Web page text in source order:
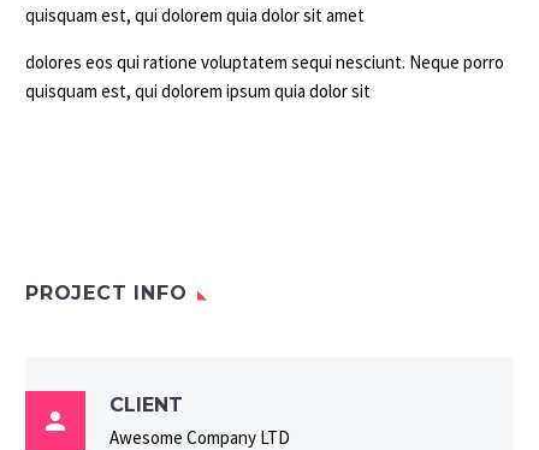
quisquam est, qui dolorem quia dolor sit amet
dolores eos qui ratione voluptatem sequi nesciunt. Neque porro
quisquam est, qui dolorem ipsum quia dolor sit
PROJECT INFO

CLIENT
Awesome Company LTD